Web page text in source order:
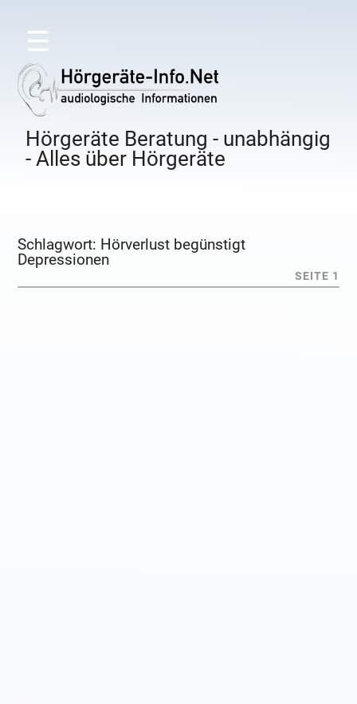
☰
Hörgeräte Beratung - unabhängig
- Alles über Hörgeräte
Schlagwort: Hörverlust begünstigt
Depressionen
SEITE 1